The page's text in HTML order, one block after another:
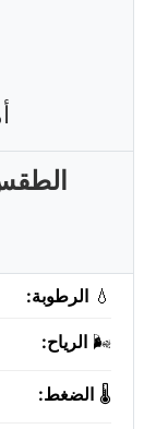
💧 الرطوبة:
🌬️ الرياح:
🌡️ الضغط: